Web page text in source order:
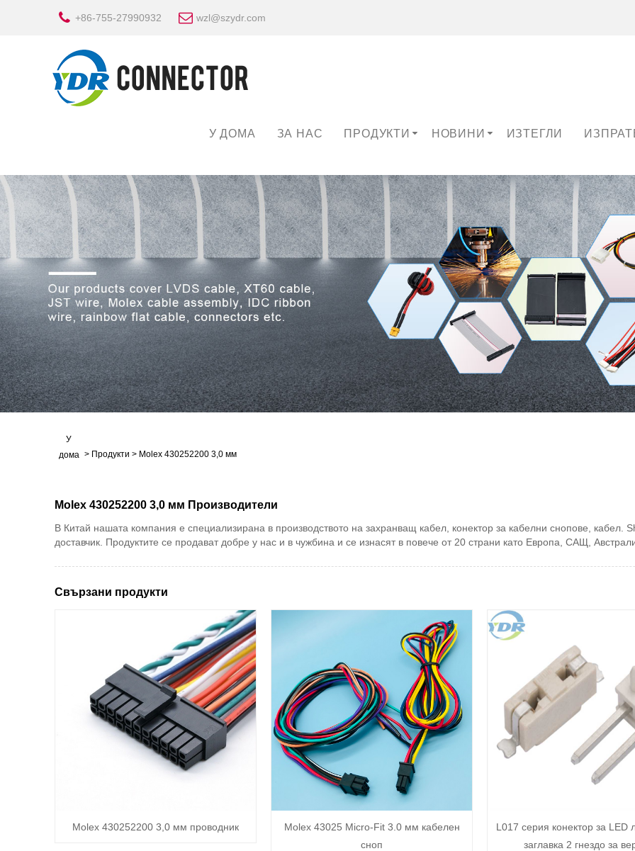
+86-755-27990932 wzl@szydr.com
У ДОМА ЗА НАС ПРОДУКТИ НОВИНИ ИЗТЕГЛИ
У
дома > Продукти > Molex 430252200 3,0 мм
Molex 430252200 3,0 мм Производители
В Китай нашата компания е специализирана в производството на захранващ кабел, конектор за кабелни снопове, кабел.
доставчик. Продуктите се продават добре у нас и в чужбина и се изнасят в повече от 20 страни като Европа, САЩ,
Свързани продукти
Molex 430252200 3,0 мм проводник
Molex 43025 Micro-Fit 3.0 мм кабелен
сноп
L017 серия конектор за LED
заглавка 2 гнездо за